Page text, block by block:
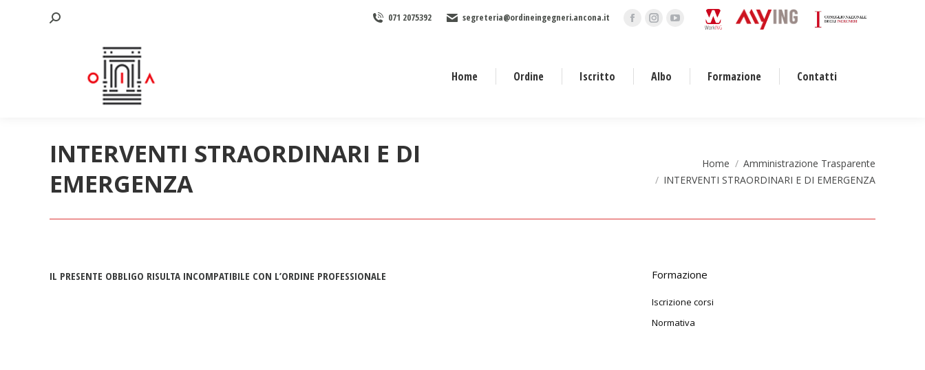
Cerca: 071 2075392 segreteria@ordineingegneri.ancona.it
FacebookInstagram
in
YouTube
Home Ordine Iscritto Albo Formazione Contatti
INTERVENTI STRAORDINARI E DI
EMERGENZA
Home
Amministrazione Trasparente
INTERVENTI STRAORDINARI E DI EMERGENZA
IL PRESENTE OBBLIGO RISULTA INCOMPATIBILE CON L’ORDINE PROFESSIONALE Formazione
Iscrizione corsi
Normativa